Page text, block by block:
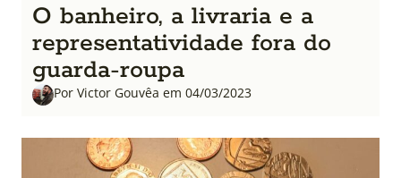
O banheiro, a livraria e a
representatividade fora do
guarda-roupa
Por Victor Gouvêa em 04/03/2023